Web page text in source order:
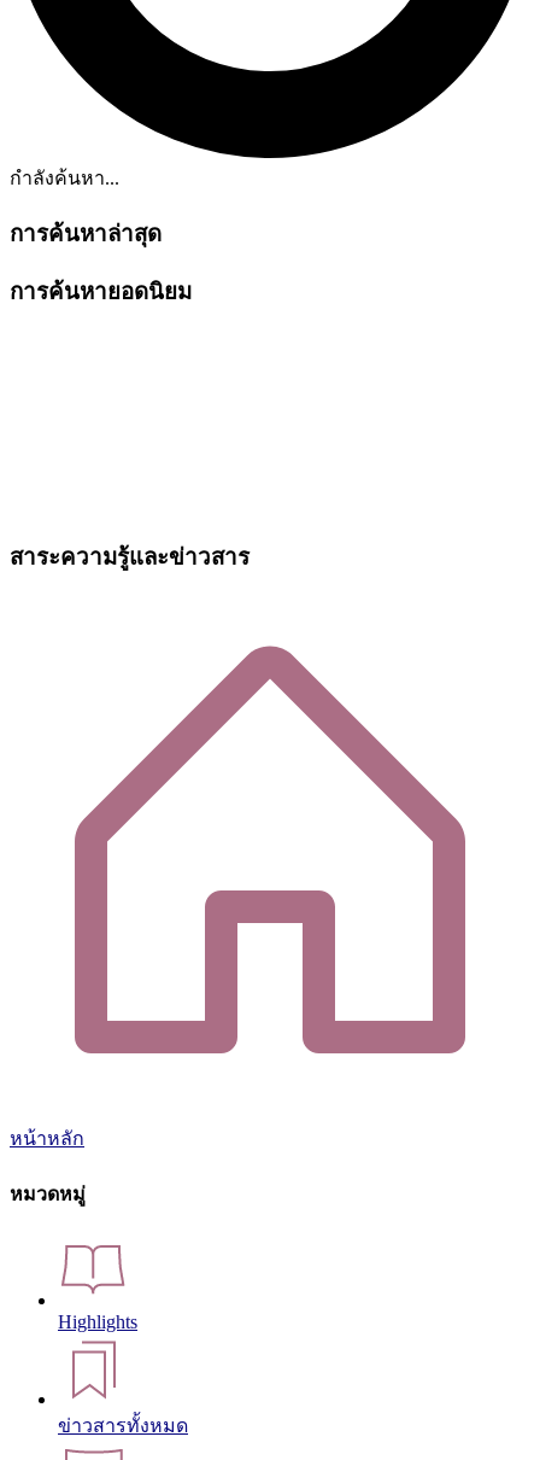
กำลังค้นหา...
การค้นหาล่าสุด
การค้นหายอดนิยม
สาระความรู้และข่าวสาร
หน้าหลัก
หมวดหมู่
Highlights
ข่าวสารทั้งหมด